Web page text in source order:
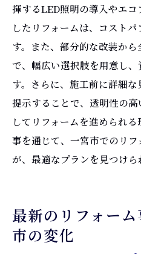
揮するLED照明の導入やエ
したリフォームは、コスト
す。また、部分的な改装か
で、幅広い選択肢を用意し
す。さらに、施工前に詳細
提示することで、透明性の
してリフォームを進められ
事を通じて、一宮市でのリ
が、最適なプランを見つけら
最新のリフォー
市の変化